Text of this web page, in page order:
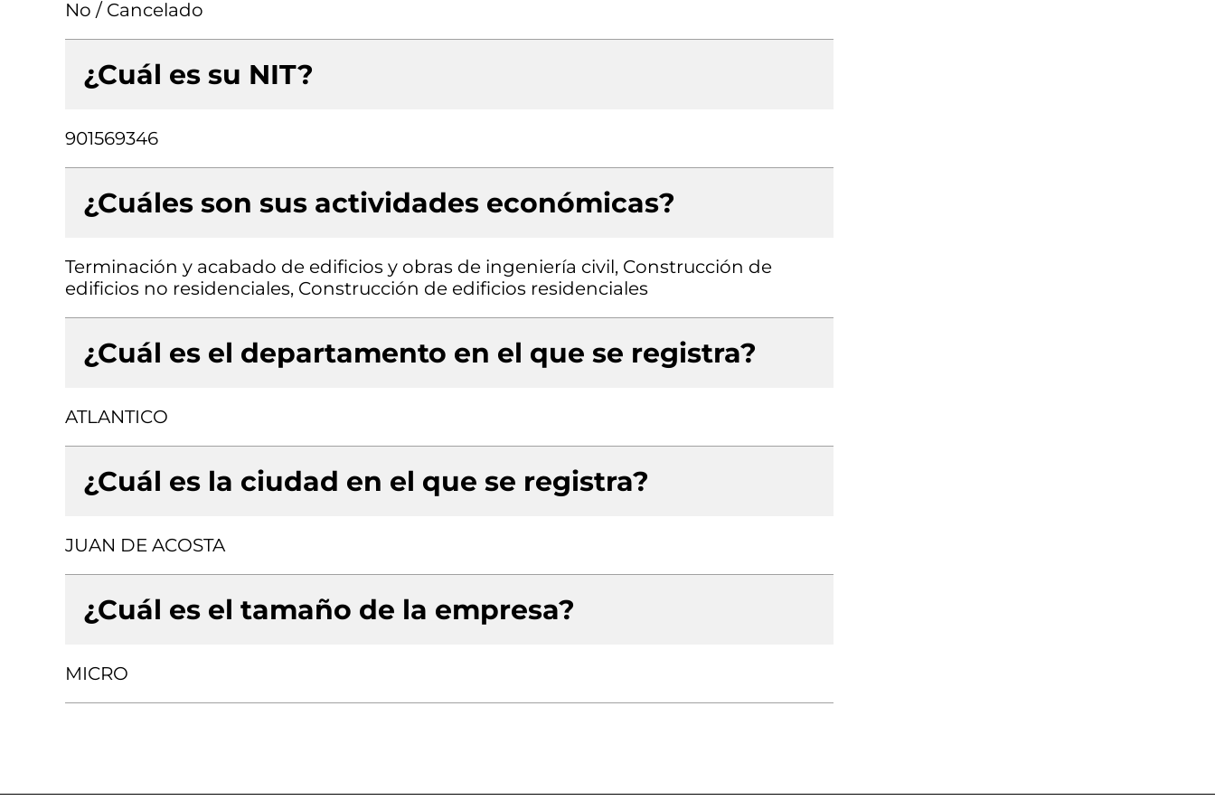
No / Cancelado
¿Cuál es su NIT?
901569346
¿Cuáles son sus actividades económicas?
Terminación y acabado de edificios y obras de ingeniería civil, Construcción de
edificios no residenciales, Construcción de edificios residenciales
¿Cuál es el departamento en el que se registra?
ATLANTICO
¿Cuál es la ciudad en el que se registra?
JUAN DE ACOSTA
¿Cuál es el tamaño de la empresa?
MICRO